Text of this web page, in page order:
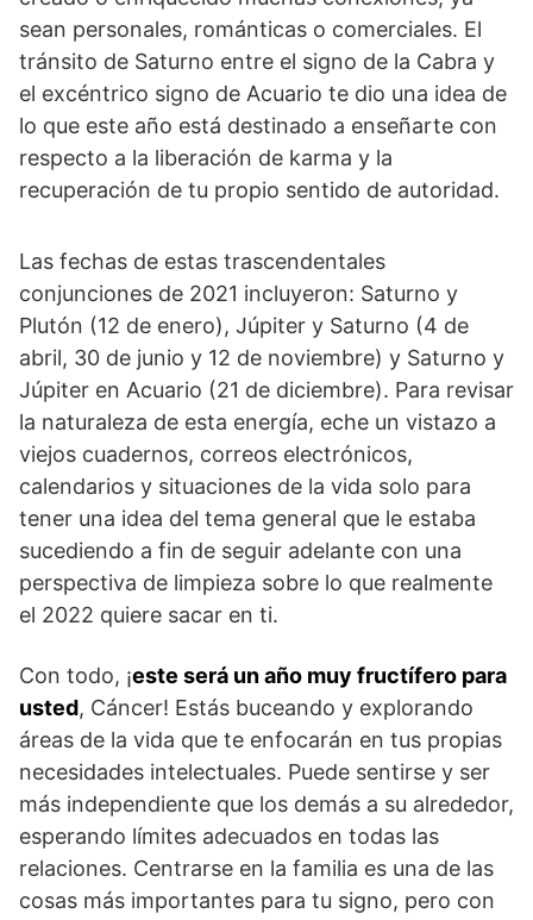
sean personales, románticas o comerciales. El
tránsito de Saturno entre el signo de la Cabra y
el excéntrico signo de Acuario te dio una idea de
lo que este año está destinado a enseñarte con
respecto a la liberación de karma y la
recuperación de tu propio sentido de autoridad.
Las fechas de estas trascendentales
conjunciones de 2021 incluyeron: Saturno y
Plutón (12 de enero), Júpiter y Saturno (4 de
abril, 30 de junio y 12 de noviembre) y Saturno y
Júpiter en Acuario (21 de diciembre). Para revisar
la naturaleza de esta energía, eche un vistazo a
viejos cuadernos, correos electrónicos,
calendarios y situaciones de la vida solo para
tener una idea del tema general que le estaba
sucediendo a fin de seguir adelante con una
perspectiva de limpieza sobre lo que realmente
el 2022 quiere sacar en ti.
Con todo, ¡este será un año muy fructífero para
usted, Cáncer! Estás buceando y explorando
áreas de la vida que te enfocarán en tus propias
necesidades intelectuales. Puede sentirse y ser
más independiente que los demás a su alrededor,
esperando límites adecuados en todas las
relaciones. Centrarse en la familia es una de las
cosas más importantes para tu signo, pero con